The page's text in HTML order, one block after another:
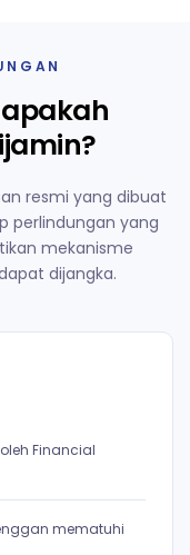
resmi yang dibuat
perlindungan yang
mekanisme
dijangka.
Financial
mematuhi